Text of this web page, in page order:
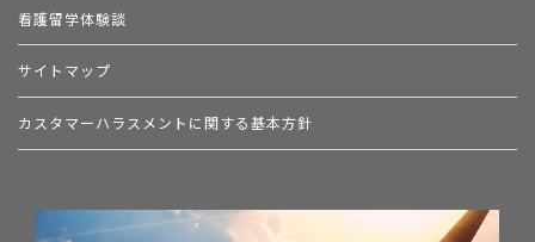
看護留学体験談
サイトマップ
カスタマーハラスメントに関する基本方針